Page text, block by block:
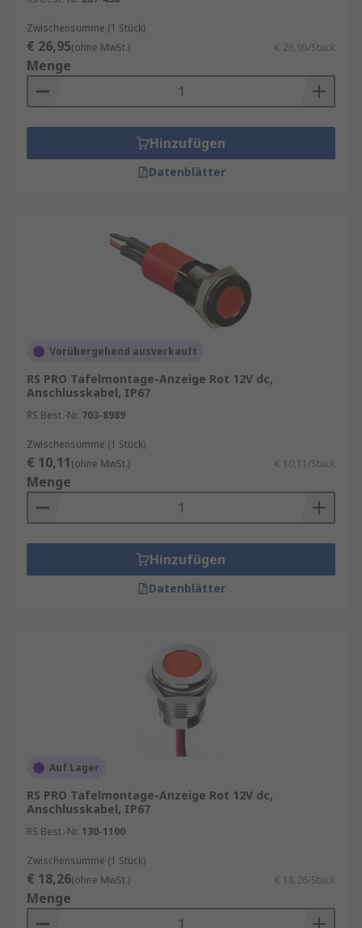
Zwischensumme (1 Stück)
€ 26,95(ohne MwSt.) € 26,95/Stück
Menge
Hinzufügen
Datenblätter
Vorübergehend ausverkauft
RS PRO Tafelmontage-Anzeige Rot 12V dc,
Anschlusskabel, IP67
RS Best.-Nr. 703-8989
Zwischensumme (1 Stück)
€ 10,11(ohne MwSt.) € 10,11/Stück
Menge
Hinzufügen
Datenblätter
Auf Lager
RS PRO Tafelmontage-Anzeige Rot 12V dc,
Anschlusskabel, IP67
RS Best.-Nr. 130-1100
Zwischensumme (1 Stück)
€ 18,26(ohne MwSt.) € 18,26/Stück
Menge